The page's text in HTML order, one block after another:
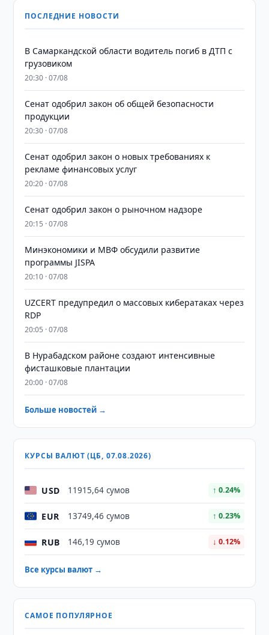
ПОСЛЕДНИЕ НОВОСТИ
В Самаркандской области водитель погиб в ДТП с
грузовиком
20:30 · 07/08
Сенат одобрил закон об общей безопасности
продукции
20:30 · 07/08
Сенат одобрил закон о новых требованиях к
рекламе финансовых услуг
20:20 · 07/08
Сенат одобрил закон о рыночном надзоре
20:15 · 07/08
Минэкономики и МВФ обсудили развитие
программы JISPA
20:10 · 07/08
UZCERT предупредил о массовых кибератаках через
RDP
20:05 · 07/08
В Нурабадском районе создают интенсивные
фисташковые плантации
20:00 · 07/08
Больше новостей →
КУРСЫ ВАЛЮТ (ЦБ, 07.08.2026)
USD 11915,64 сумов ↑ 0.24%
EUR 13749,46 сумов ↑ 0.23%
RUB 146,19 сумов ↓ 0.12%
Все курсы валют →
САМОЕ ПОПУЛЯРНОЕ